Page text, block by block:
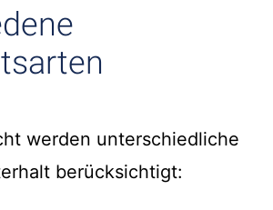
werden unterschiedliche
berücksichtigt: